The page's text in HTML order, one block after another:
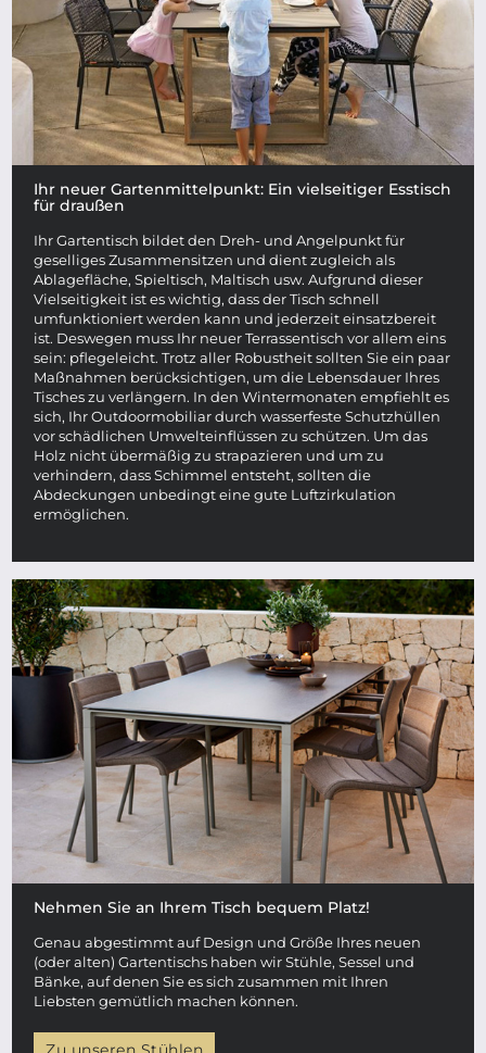
Ihr neuer Gartenmittelpunkt: Ein vielseitiger Esstisch
für draußen
Ihr Gartentisch bildet den Dreh- und Angelpunkt für
geselliges Zusammensitzen und dient zugleich als
Ablagefläche, Spieltisch, Maltisch usw. Aufgrund dieser
Vielseitigkeit ist es wichtig, dass der Tisch schnell
umfunktioniert werden kann und jederzeit einsatzbereit
ist. Deswegen muss Ihr neuer Terrassentisch vor allem eins
sein: pflegeleicht. Trotz aller Robustheit sollten Sie ein paar
Maßnahmen berücksichtigen, um die Lebensdauer Ihres
Tisches zu verlängern. In den Wintermonaten empfiehlt es
sich, Ihr Outdoormobiliar durch wasserfeste Schutzhüllen
vor schädlichen Umwelteinflüssen zu schützen. Um das
Holz nicht übermäßig zu strapazieren und um zu
verhindern, dass Schimmel entsteht, sollten die
Abdeckungen unbedingt eine gute Luftzirkulation
ermöglichen.
Nehmen Sie an Ihrem Tisch bequem Platz!
Genau abgestimmt auf Design und Größe Ihres neuen
(oder alten) Gartentischs haben wir Stühle, Sessel und
Bänke, auf denen Sie es sich zusammen mit Ihren
Liebsten gemütlich machen können.